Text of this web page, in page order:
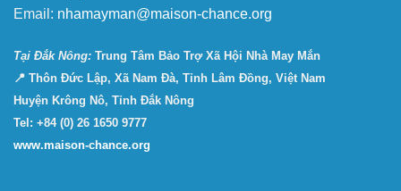
Email: nhamayman@maison-chance.org
Tại Ðắk Nông: Trung Tâm Bảo Trợ Xã Hội Nhà May Mắn
📍 Thôn Đức Lập, Xã Nam Đà, Tỉnh Lâm Đồng, Việt Nam
Huyện Krông Nô, Tỉnh Đắk Nông
Tel: +84 (0) 26 1650 9777
www.maison-chance.org